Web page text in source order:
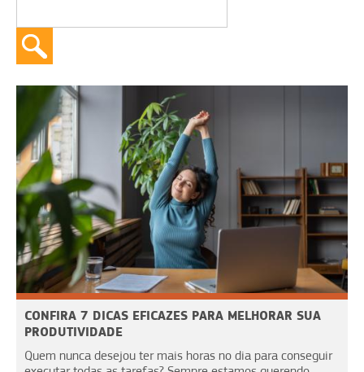
CONFIRA 7 DICAS EFICAZES PARA MELHORAR SUA
PRODUTIVIDADE
Quem nunca desejou ter mais horas no dia para conseguir